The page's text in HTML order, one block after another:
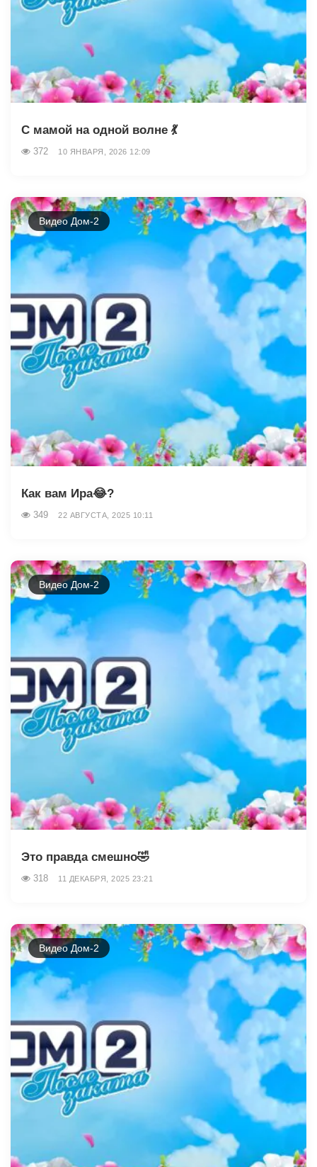
С мамой на одной волне 💃
372 10 ЯНВАРЯ, 2026 12:09
Видео Дом-2
Как вам Ира😂?
349 22 АВГУСТА, 2025 10:11
Видео Дом-2
Это правда смешно🤣
318 11 ДЕКАБРЯ, 2025 23:21
Видео Дом-2